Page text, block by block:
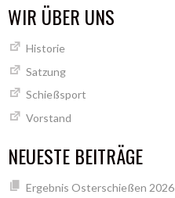
WIR ÜBER UNS
Historie
Satzung
Schießsport
Vorstand
NEUESTE BEITRÄGE
Ergebnis Osterschießen 2026